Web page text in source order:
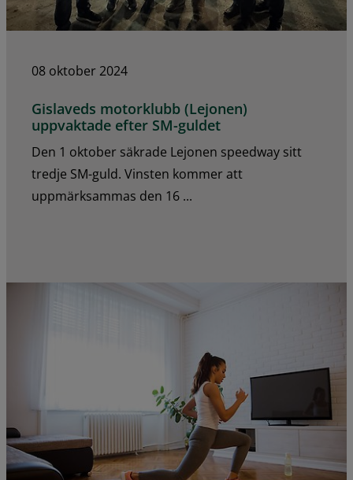
08 oktober 2024
Gislaveds motorklubb (Lejonen)
uppvaktade efter SM-guldet
Den 1 oktober säkrade Lejonen speedway sitt
tredje SM-guld. Vinsten kommer att
uppmärksammas den 16 ...